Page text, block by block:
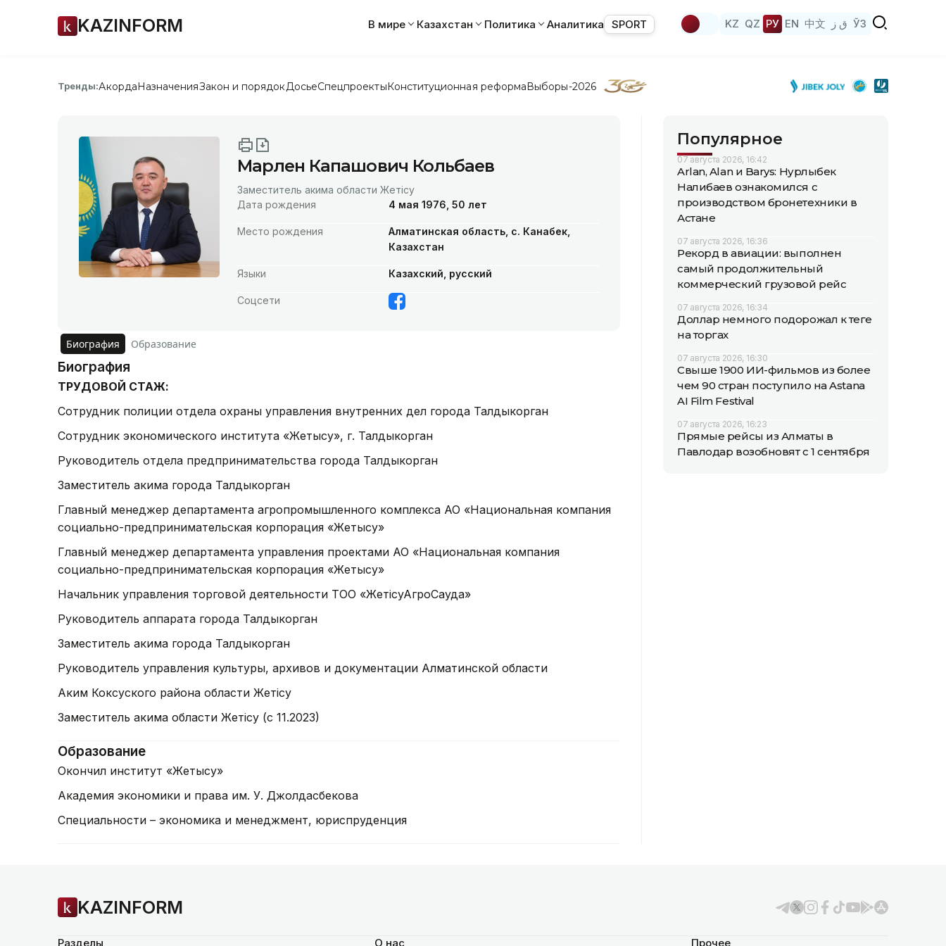
KAZINFORM В мире Казахстан Политика Аналитика SPORT KZ QZ РУ EN 中文 ق ز ЎЗ
Тренды:АкордаНазначенияЗакон и порядок ДосьеСпецпроектыКонституционная реформаВыборы-2026
Марлен Капашович Кольбаев
Заместитель акима области Жетісу
Дата рождения
4 мая 1976, 50 лет
Место рождения
Алматинская область, с. Канабек,
Казахстан
Языки Казахский, русский
Соцсети
Биография Образование
Биография
ТРУДОВОЙ СТАЖ:
Сотрудник полиции отдела охраны управления внутренних дел города Талдыкорган
Сотрудник экономического института «Жетысу», г. Талдыкорган
Руководитель отдела предпринимательства города Талдыкорган
Заместитель акима города Талдыкорган
Главный менеджер департамента агропромышленного комплекса АО «Национальная компания
социально-предпринимательская корпорация «Жетысу»
Главный менеджер департамента управления проектами АО «Национальная компания
социально-предпринимательская корпорация «Жетысу»
Начальник управления торговой деятельности ТОО «ЖетісуАгроСауда»
Руководитель аппарата города Талдыкорган
Заместитель акима города Талдыкорган
Руководитель управления культуры, архивов и документации Алматинской области
Аким Коксуского района области Жетісу
Заместитель акима области Жетісу (с 11.2023)
Образование
Окончил институт «Жетысу»
Академия экономики и права им. У. Джолдасбекова
Специальности – экономика и менеджмент, юриспруденция
Популярное
07 августа 2026, 16:42
Arlan, Alan и Barys: Нурлыбек
Налибаев ознакомился с
производством бронетехники в
Астане
07 августа 2026, 16:36
Рекорд в авиации: выполнен
самый продолжительный
коммерческий грузовой рейс
07 августа 2026, 16:34
Доллар немного подорожал к теңге
на торгах
07 августа 2026, 16:30
Свыше 1900 ИИ-фильмов из более
чем 90 стран поступило на Astana
AI Film Festival
07 августа 2026, 16:23
Прямые рейсы из Алматы в
Павлодар возобновят с 1 сентября
KAZINFORM
Разделы О нас Прочее